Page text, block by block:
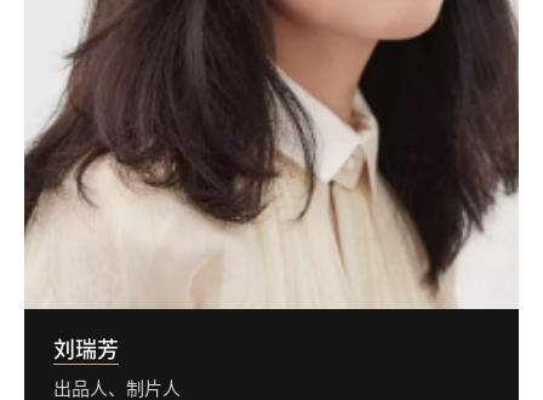
刘瑞芳
出品人、制片人